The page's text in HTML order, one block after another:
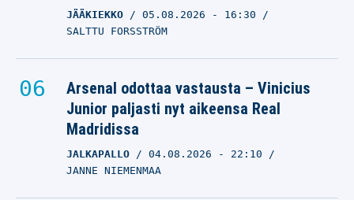
JÄÄKIEKKO 05.08.2026 - 16:30
SALTTU FORSSTRÖM
Arsenal odottaa vastausta – Vinicius
Junior paljasti nyt aikeensa Real
Madridissa
JALKAPALLO 04.08.2026 - 22:10
JANNE NIEMENMAA